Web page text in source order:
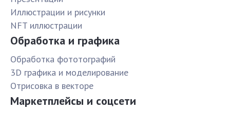
Иллюстрации и рисунки
NFT иллюстрации
Обработка и графика
Обработка фототографий
3D графика и моделирование
Отрисовка в векторе
Маркетплейсы и соцсети